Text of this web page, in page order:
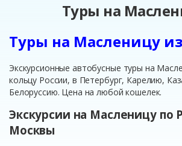
Туры на
Туры на Масленицу
Экскурсионные автобусные туры на
кольцу России, в Петербург, Карелию,
Белоруссию. Цена на любой кошелек.
Экскурсии на Масленицу по
Москвы